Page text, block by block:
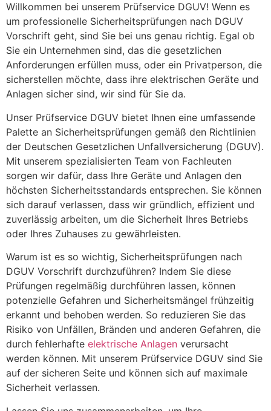
Willkommen bei unserem Prüfservice DGUV! Wenn es
um professionelle Sicherheitsprüfungen nach DGUV
Vorschrift geht, sind Sie bei uns genau richtig. Egal ob
Sie ein Unternehmen sind, das die gesetzlichen
Anforderungen erfüllen muss, oder ein Privatperson, die
sicherstellen möchte, dass ihre elektrischen Geräte und
Anlagen sicher sind, wir sind für Sie da.
Unser Prüfservice DGUV bietet Ihnen eine umfassende
Palette an Sicherheitsprüfungen gemäß den Richtlinien
der Deutschen Gesetzlichen Unfallversicherung (DGUV).
Mit unserem spezialisierten Team von Fachleuten
sorgen wir dafür, dass Ihre Geräte und Anlagen den
höchsten Sicherheitsstandards entsprechen. Sie können
sich darauf verlassen, dass wir gründlich, effizient und
zuverlässig arbeiten, um die Sicherheit Ihres Betriebs
oder Ihres Zuhauses zu gewährleisten.
Warum ist es so wichtig, Sicherheitsprüfungen nach
DGUV Vorschrift durchzuführen? Indem Sie diese
Prüfungen regelmäßig durchführen lassen, können
potenzielle Gefahren und Sicherheitsmängel frühzeitig
erkannt und behoben werden. So reduzieren Sie das
Risiko von Unfällen, Bränden und anderen Gefahren, die
durch fehlerhafte elektrische Anlagen verursacht
werden können. Mit unserem Prüfservice DGUV sind Sie
auf der sicheren Seite und können sich auf maximale
Sicherheit verlassen.